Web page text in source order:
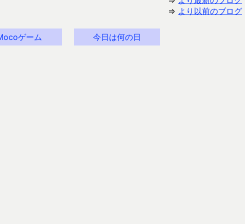
⇒ より以前のブログ
ゲーム 今日は何の日